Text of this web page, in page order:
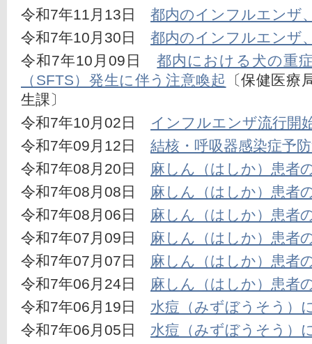
令和7年11月13日 都内のインフルエンザ
令和7年10月30日 都内のインフルエンザ
令和7年10月09日 都内における犬の重
（SFTS）発生に伴う注意喚起
〔保健医療
生課〕
令和7年10月02日 インフルエンザ流行開
令和7年09月12日 結核・呼吸器感染症予
令和7年08月20日 麻しん（はしか）患者
令和7年08月08日 麻しん（はしか）患者
令和7年08月06日 麻しん（はしか）患者
令和7年07月09日 麻しん（はしか）患者
令和7年07月07日 麻しん（はしか）患者
令和7年06月24日 麻しん（はしか）患者
令和7年06月19日 水痘（みずぼうそう）
令和7年06月05日 水痘（みずぼうそう）